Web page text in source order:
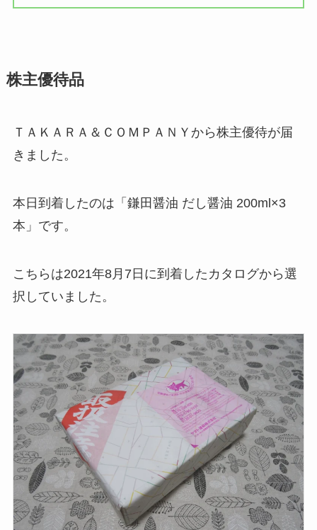
株主優待品
ＴＡＫＡＲＡ＆ＣＯＭＰＡＮＹから株主優待が届
きました。
本日到着したのは「鎌田醤油 だし醤油 200ml×3
本」です。
こちらは2021年8月7日に到着したカタログから選
択していました。